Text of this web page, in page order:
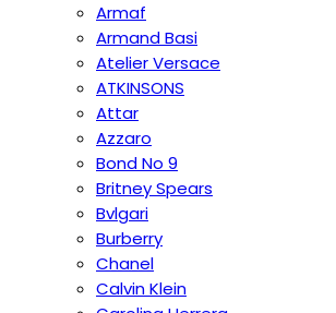
Armaf
Armand Basi
Atelier Versace
ATKINSONS
Attar
Azzaro
Bond No 9
Britney Spears
Bvlgari
Burberry
Chanel
Calvin Klein